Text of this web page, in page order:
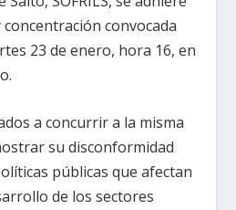
convocada
23 de enero, hora 16, en
a concurrir a la misma
su disconformidad
públicas que afectan
de los sectores